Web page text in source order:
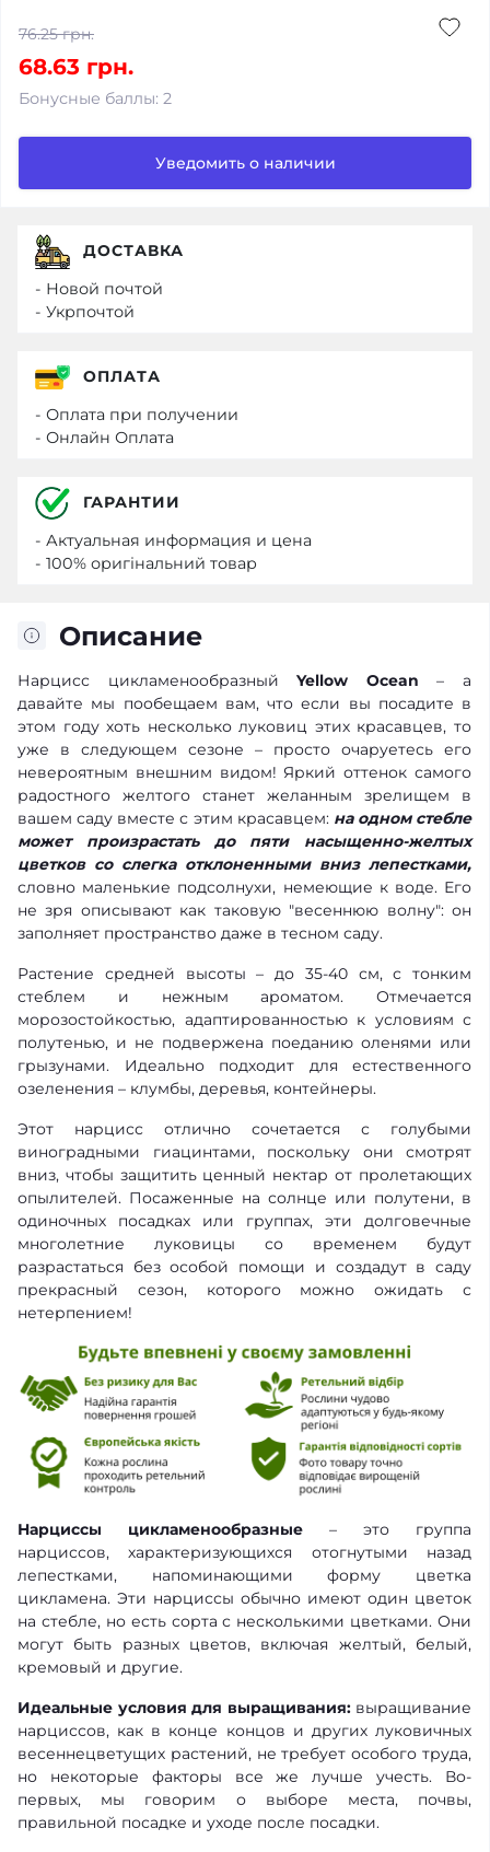
76.25 грн.
68.63 грн.
Бонусные баллы: 2
Уведомить о наличии
Описание
Нарцисс цикламенообразныйYellow Ocean – а
давайте мы пообещаем вам, что если вы посадите в
этом году хоть несколько луковиц этих красавцев, то
уже в следующем сезоне – просто очаруетесь его
невероятным внешним видом! Яркий оттенок самого
радостного желтого станет желанным зрелищем в
вашем саду вместе с этим красавцем: на одном стебле
может произрастать до пяти насыщенно-желтых
цветков со слегка отклоненными вниз лепестками,
словно маленькие подсолнухи, немеющие к воде. Его
не зря описывают как таковую "весеннюю волну": он
заполняет пространство даже в тесном саду.
Растение средней высоты – до 35-40 см, с тонким
стеблем и нежным ароматом. Отмечается
морозостойкостью, адаптированностью к условиям с
полутенью, и не подвержена поеданию оленями или
грызунами. Идеально подходит для естественного
озеленения – клумбы, деревья, контейнеры.
Этот нарцисс отлично сочетается с голубыми
виноградными гиацинтами, поскольку они смотрят
вниз, чтобы защитить ценный нектар от пролетающих
опылителей. Посаженные на солнце или полутени, в
одиночных посадках или группах, эти долговечные
многолетние луковицы со временем будут
разрастаться без особой помощи и создадут в саду
прекрасный сезон, которого можно ожидать с
нетерпением!
Нарциссы цикламенообразные – это группа
нарциссов, характеризующихся отогнутыми назад
лепестками, напоминающими форму цветка
цикламена. Эти нарциссы обычно имеют один цветок
на стебле, но есть сорта с несколькими цветками. Они
могут быть разных цветов, включая желтый, белый,
кремовый и другие.
Идеальные условия для выращивания:выращивание
нарциссов, как в конце концов и других луковичных
весеннецветущих растений, не требует особого труда,
но некоторые факторы все же лучше учесть. Во-
первых, мы говорим о выборе места, почвы,
правильной посадке и уходе после посадки.
ДОСТАВКА
- Новой почтой
- Укрпочтой
ОПЛАТА
- Оплата при получении
- Онлайн Оплата
ГАРАНТИИ
- Актуальная информация и цена
- 100% оригінальний товар